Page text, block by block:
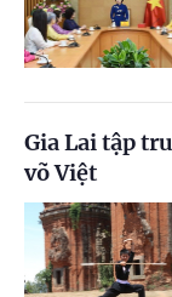
Gia Lai tập
võ Việt